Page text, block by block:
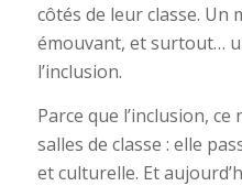
côtés de leur classe. Un
émouvant, et surtout…
l’inclusion.
Parce que l’inclusion, ce
salles de classe : elle
et culturelle. Et